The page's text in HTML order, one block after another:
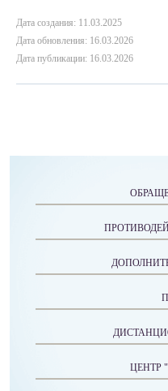
Дата создания: 11.03.2025
Дата обновления: 16.03.2026
Дата публикации: 16.03.2026
ЦЕНТР